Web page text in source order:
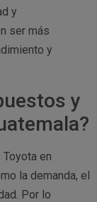
y
ser más
y
y
en
la demanda, el
Por lo